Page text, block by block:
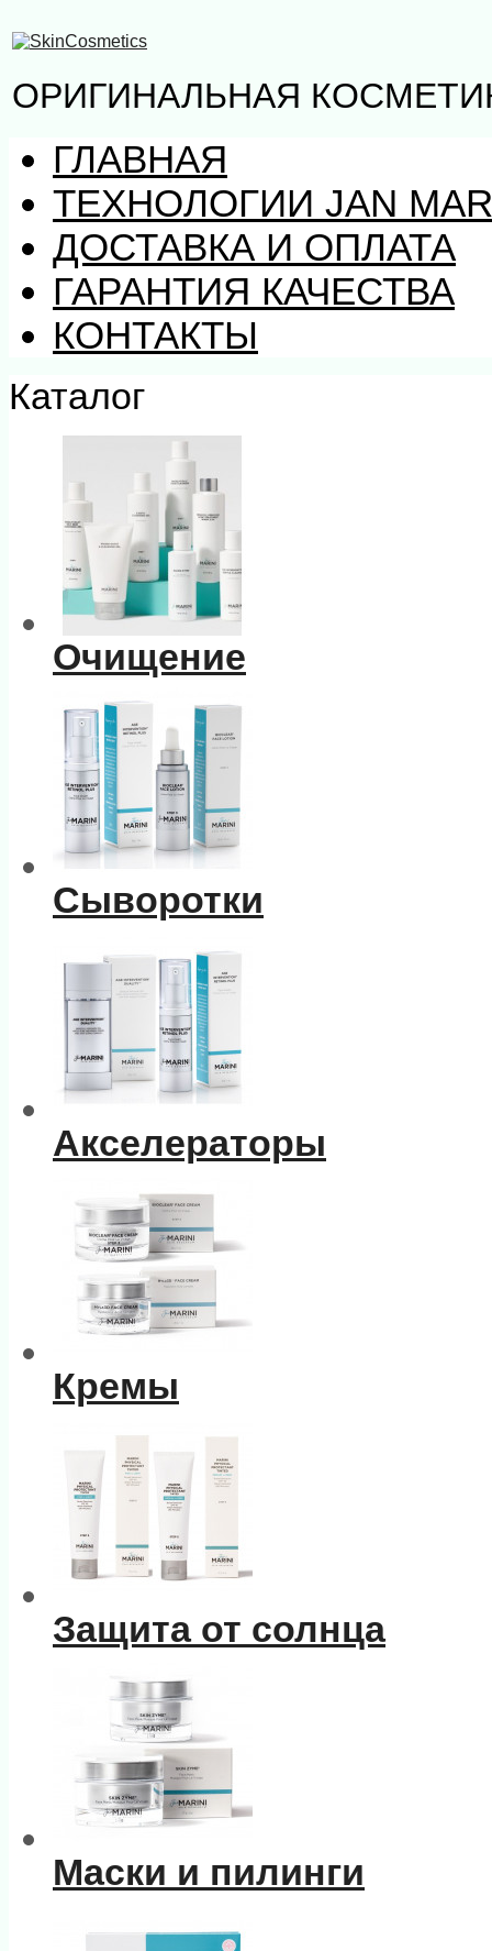
ОРИГИНАЛЬНАЯ
ГЛАВНАЯ
ТЕХНОЛОГИИ JAN
ДОСТАВКА И ОПЛАТА
ГАРАНТИЯ КАЧЕСТВА
КОНТАКТЫ
Каталог
Очищение
Сыворотки
Акселераторы
Кремы
Защита от солнца
Маски и пилинги